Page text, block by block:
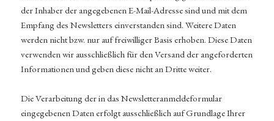
der Inhaber der angegebenen E-Mail-Adresse sind und mit dem
Empfang des Newsletters einverstanden sind. Weitere Daten
werden nicht bzw. nur auf freiwilliger Basis erhoben. Diese Daten
verwenden wir ausschließlich für den Versand der angeforderten
Informationen und geben diese nicht an Dritte weiter.
Die Verarbeitung der in das Newsletteranmeldeformular
eingegebenen Daten erfolgt ausschließlich auf Grundlage Ihrer